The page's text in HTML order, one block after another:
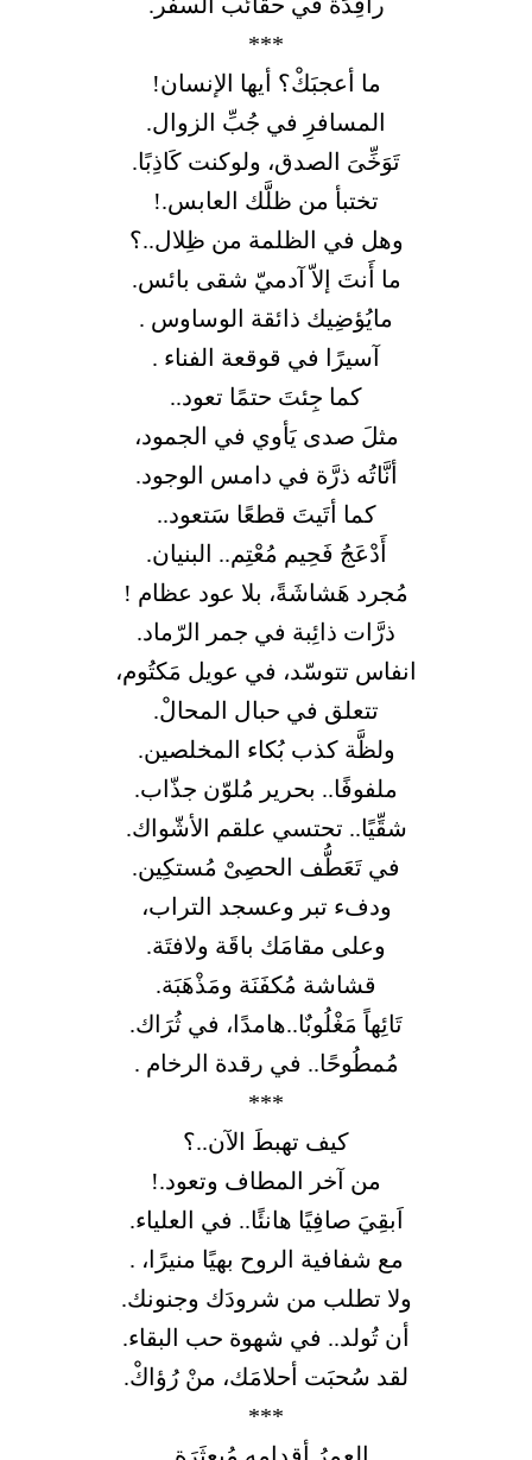
***
ما أعجبَكْ؟ أيها الإنسان!
المسافرِ في جُبِّ الزوال.
تَوَخِّىَ الصدق، ولوكنت كَاذِبًا.
تختبأ من ظلَّك العابس.!
وهل في الظلمة من ظِلال..؟
ما أَنتَ إلاّ آدميّ شقى بائس.
مايُؤضِيك ذائقة الوساوس .
آسيرًا في قوقعة الفناء .
كما جِئتَ حتمًا تعود..
مثلَ صدى يَأوي في الجمود،
أنَّاتُه ذرَّة في دامس الوجود.
كما أتَيتَ قطعًا سَتعود..
أَدْعَجُ فَحِيم مُعْتِم.. البنيان.
مُجرد هَشاشَةً، بلا عود عظام !
ذرَّات ذائِبة في جمر الرّماد.
انفاس تتوسّد، في عويل مَكتُوم،
تتعلق في حبال المحالْ.
ولظَّة كذب بُكاء المخلصين.
ملفوفًا.. بحرير مُلوّن جذّاب.
شقِّيًا.. تحتسي علقم الأشّواك.
في تَعَطُّف الحصِىْ مُستكِين.
ودفء تبر وعسجد التراب،
وعلى مقامَك باقَة ولافتَة.
قشاشة مُكفَنَة ومَذْهَبَة.
تَائِهاً مَغْلُوبٌا..هامدًا، في ثُرَاك.
مُمطُوحًا.. في رقدة الرخام .
***
كيف تهبطَ الآن..؟
من آخر المطاف وتعود.!
اَبقِيَ صافِيًا هانئًا.. في العلياء.
مع شفافية الروح بهيًا منيرًا، .
ولا تطلب من شرودَك وجنونك.
أن تُولد.. في شهوة حب البقاء.
لقد سُحبَت أحلامَك، منْ رُؤاكْ.
***